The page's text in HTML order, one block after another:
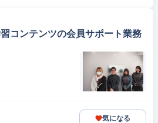
コンテンツの会員サポート業務
気になる